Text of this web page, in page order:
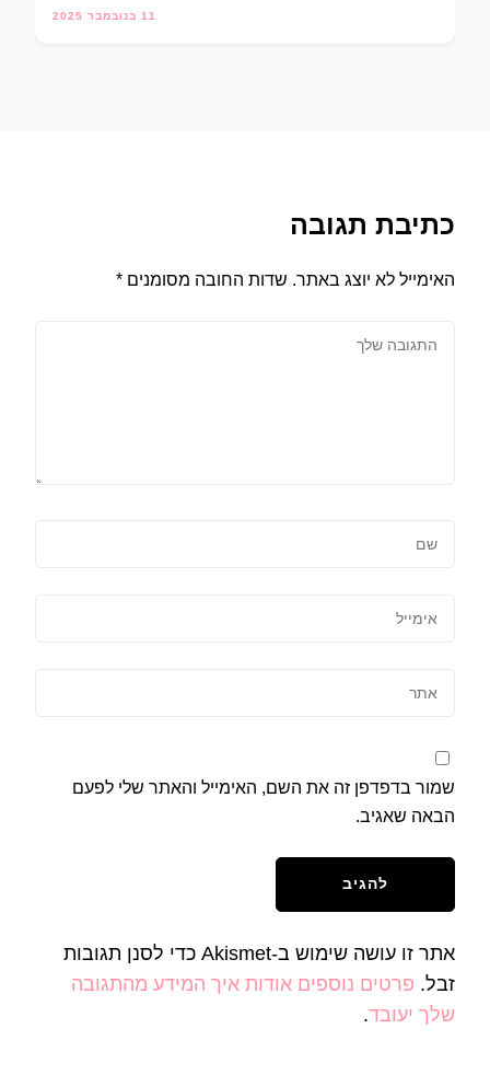
11 בנובמבר 2025
כתיבת תגובה
האימייל לא יוצג באתר. שדות החובה מסומנים *
שמור בדפדפן זה את השם, האימייל והאתר שלי לפעם
הבאה שאגיב.
אתר זו עושה שימוש ב-Akismet כדי לסנן תגובות
זבל. פרטים נוספים אודות איך המידע מהתגובה
שלך יעובד.